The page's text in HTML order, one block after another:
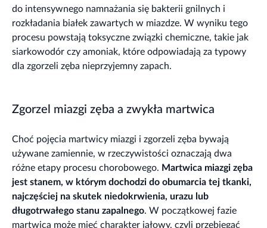
do intensywnego namnażania się bakterii gnilnych i
rozkładania białek zawartych w miazdze. W wyniku tego
procesu powstają toksyczne związki chemiczne, takie jak
siarkowodór czy amoniak, które odpowiadają za typowy
dla zgorzeli zęba nieprzyjemny zapach.
Zgorzel miazgi zęba a zwykła martwica
Choć pojęcia martwicy miazgi i zgorzeli zęba bywają
używane zamiennie, w rzeczywistości oznaczają dwa
różne etapy procesu chorobowego. Martwica miazgi zęba
jest stanem, w którym dochodzi do obumarcia tej tkanki,
najczęściej na skutek niedokrwienia, urazu lub
długotrwałego stanu zapalnego. W początkowej fazie
martwica może mieć charakter jałowy, czyli przebiegać